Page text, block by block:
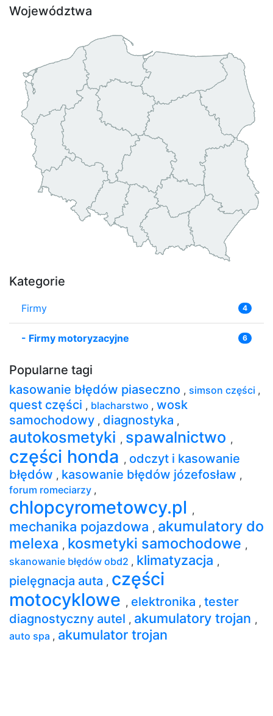
Województwa
Kategorie
Firmy 4
- Firmy motoryzacyjne 6
Popularne tagi
kasowanie błędów piaseczno , simson części ,
quest części , blacharstwo , wosk
samochodowy , diagnostyka ,
autokosmetyki , spawalnictwo ,
części honda , odczyt i kasowanie
błędów , kasowanie błędów józefosław ,
forum romeciarzy ,
chlopcyrometowcy.pl ,
mechanika pojazdowa , akumulatory do
melexa , kosmetyki samochodowe ,
skanowanie błędów obd2 , klimatyzacja ,
pielęgnacja auta , części
motocyklowe , elektronika , tester
diagnostyczny autel , akumulatory trojan ,
auto spa , akumulator trojan